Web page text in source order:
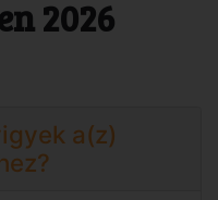
2026
a(z)